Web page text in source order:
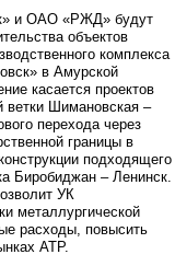
и ОАО «РЖД» будут
объектов
комплекса
в Амурской
касается проектов
ветки Шимановская –
перехода через
границы в
подходящего
Биробиджан – Ленинск.
УК
металлургической
расходы, повысить
АТР.